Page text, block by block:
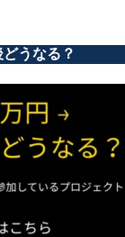
うなる？